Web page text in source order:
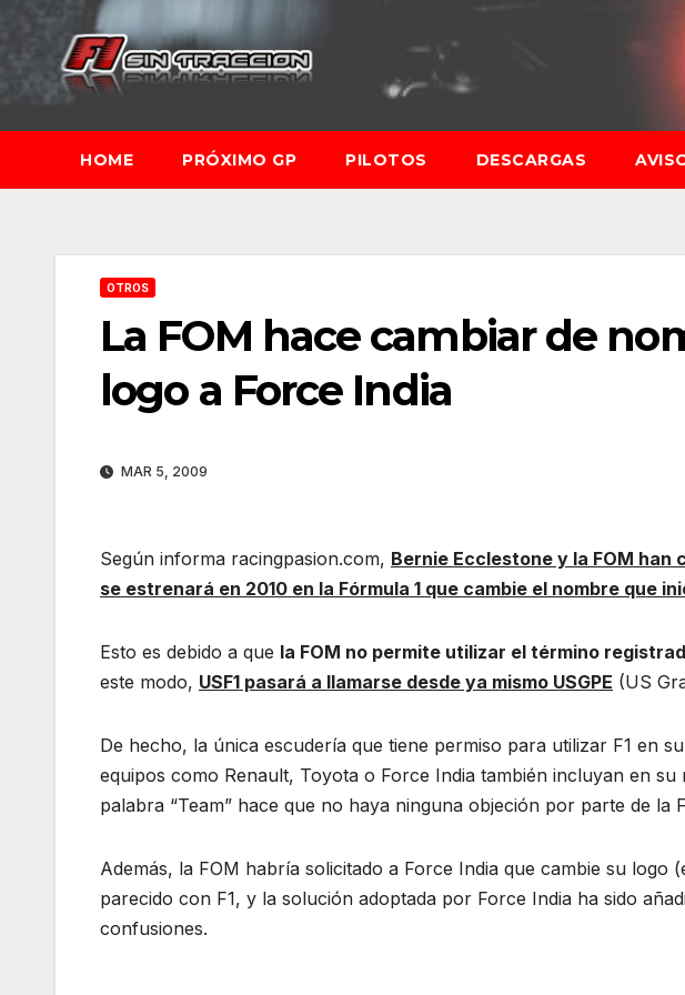
Saltar
contenido
HOME PRÓXIMO GP PILOTOS DESCARGAS
OTROS
La FOM hace cambiar de
logo a Force India
MAR 5, 2009
Según informa racingpasion.com, Bernie Ecclestone y la FOM han
se estrenará en 2010 en la Fórmula 1 que cambie el nombre que
Esto es debido a que la FOM no permite utilizar el término
este modo, USF1 pasará a llamarse desde ya mismo USGPE (US
De hecho, la única escudería que tiene permiso para utilizar F1 en
equipos como Renault, Toyota o Force India también incluyan en
palabra “Team” hace que no haya ninguna objeción por parte de la
Además, la FOM habría solicitado a Force India que cambie su logo
parecido con F1, y la solución adoptada por Force India ha sido
confusiones.